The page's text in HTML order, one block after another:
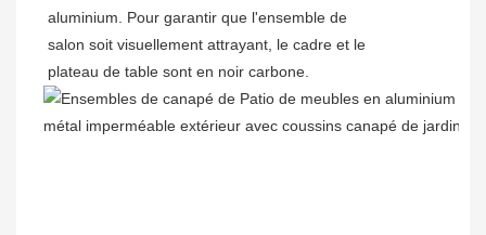
aluminium. Pour garantir que l'ensemble de
salon soit visuellement attrayant, le cadre et le
plateau de table sont en noir carbone.